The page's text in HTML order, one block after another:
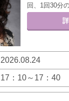
回、1回30分
2026.08.24
17：10～17：40